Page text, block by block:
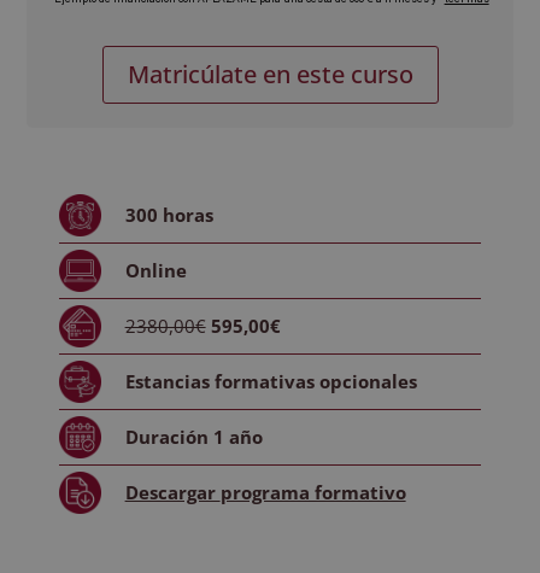
en
Project
Aplicada
de
Matricúlate en este curso
300 horas
Online
2380,00€ 595,00€
Estancias formativasopcionales
Duración 1 año
Descargar programa formativo